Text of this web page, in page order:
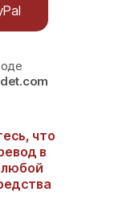
что
в
любой